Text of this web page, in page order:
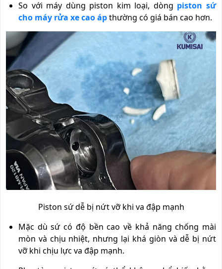
So với máy dùng piston kim loại, dòng piston sứ
cho máy rửa xe cao ápthường có giá bán cao hơn.
Piston sứ dễ bị nứt vỡ khi va đập mạnh
Mặc dù sứ có độ bền cao về khả năng chống mài
mòn và chịu nhiệt, nhưng lại khá giòn và dễ bị nứt
vỡ khi chịu lực va đập mạnh.